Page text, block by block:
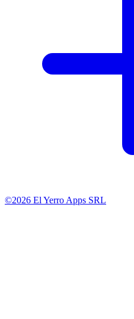
©2026 El Yerro Apps SRL